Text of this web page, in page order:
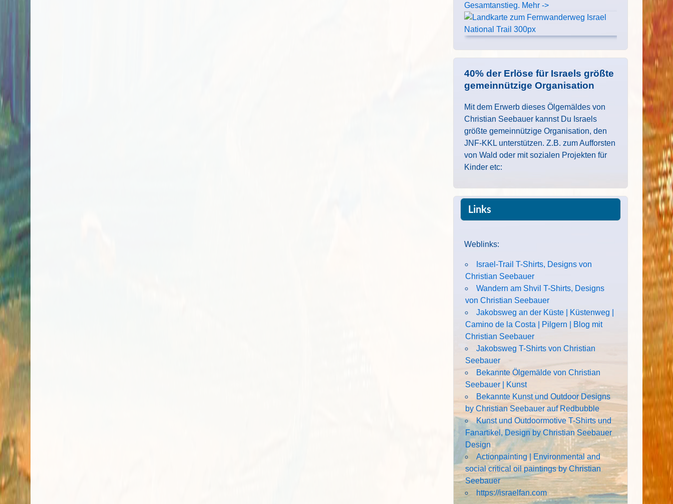
Gesamtanstieg. Mehr ->
40% der Erlöse für Israels größte
gemeinnützige Organisation
Mit dem Erwerb dieses Ölgemäldes von
Christian Seebauer kannst Du Israels
größte gemeinnützige Organisation, den
JNF-KKL unterstützen. Z.B. zum Aufforsten
von Wald oder mit sozialen Projekten für
Kinder etc:
Links
Weblinks:
Israel-Trail T-Shirts, Designs von
Christian Seebauer
Wandern am Shvil T-Shirts, Designs
von Christian Seebauer
Jakobsweg an der Küste | Küstenweg |
Camino de la Costa | Pilgern | Blog mit
Christian Seebauer
Jakobsweg T-Shirts von Christian
Seebauer
Bekannte Ölgemälde von Christian
Seebauer | Kunst
Bekannte Kunst und Outdoor Designs
by Christian Seebauer auf Redbubble
Kunst und Outdoormotive T-Shirts und
Fanartikel, Design by Christian Seebauer
Design
Actionpainting | Environmental and
social critical oil paintings by Christian
Seebauer
https://israelfan.com